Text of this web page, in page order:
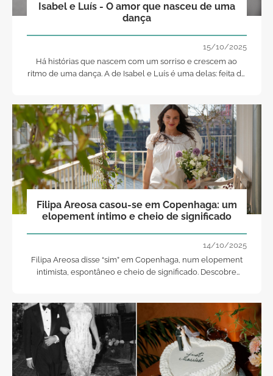
Isabel e Luís - O amor que nasceu de uma
dança
15/10/2025
Há histórias que nascem com um sorriso e crescem ao
ritmo de uma dança. A de Isabel e Luís é uma delas: feita de
Filipa Areosa casou-se em Copenhaga: um
elopement íntimo e cheio de significado
14/10/2025
Filipa Areosa disse “sim” em Copenhaga, num elopement
intimista, espontâneo e cheio de significado. Descobre